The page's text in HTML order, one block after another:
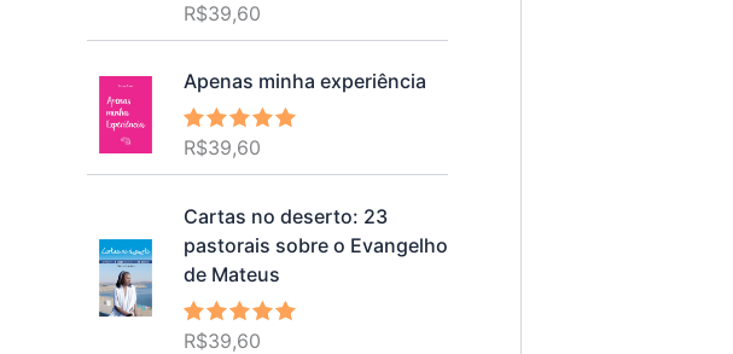
Avaliação
R$39,60
Apenas minha experiência
Avaliação
R$39,60
Cartas no deserto: 23
pastorais sobre o Evangelho
de Mateus
Avaliação
R$39,60